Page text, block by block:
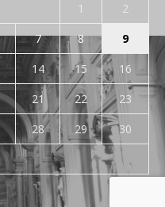
1
2
7 8
9
14 15
16
21 22
23
28 29
30